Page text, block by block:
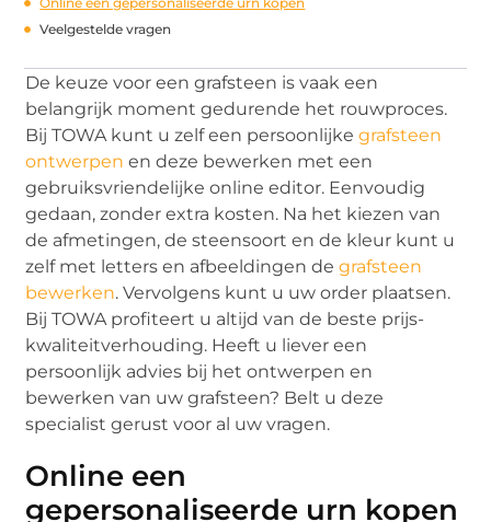
Veelgestelde vragen
De keuze voor een grafsteen is vaak een
belangrijk moment gedurende het rouwproces.
Bij TOWA kunt u zelf een persoonlijkegrafsteen
ontwerpen en deze bewerken met een
gebruiksvriendelijke online editor. Eenvoudig
gedaan, zonder extra kosten. Na het kiezen van
de afmetingen, de steensoort en de kleur kunt u
zelf met letters en afbeeldingen degrafsteen
bewerken. Vervolgens kunt u uw order plaatsen.
Bij TOWA profiteert u altijd van de beste prijs-
kwaliteitverhouding. Heeft u liever een
persoonlijk advies bij het ontwerpen en
bewerken van uw grafsteen? Belt u deze
specialist gerust voor al uw vragen.
Online een
gepersonaliseerde urn kopen